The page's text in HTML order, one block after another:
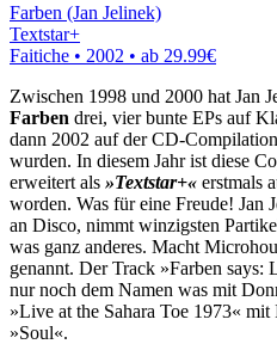
Farben (Jan Jelinek)
Textstar+
Faitiche • 2002 • ab 29.99€
Zwischen 1998 und 2000 hat Jan
Farben drei, vier bunte EPs auf
dann 2002 auf der CD-
wurden. In diesem Jahr ist diese
erweitert als »Textstar+« erstmals
worden. Was für eine Freude! Jan
an Disco, nimmt winzigsten
was ganz anderes. Macht
genannt. Der Track »Farben
nur noch dem Namen was mit
»Live at the Sahara Toe 1973« mit
»Soul«.